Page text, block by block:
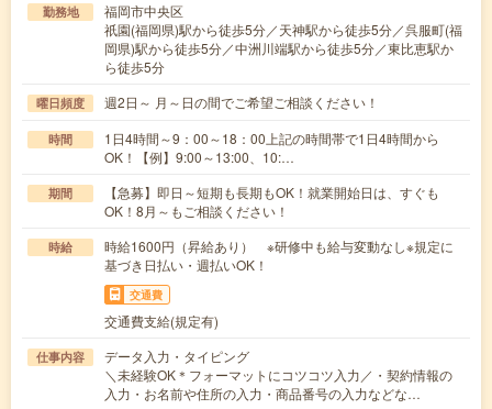
勤務地
福岡市中央区
祇園(福岡県)駅から徒歩5分／天神駅から徒歩5分／呉服町(福
岡県)駅から徒歩5分／中洲川端駅から徒歩5分／東比恵駅か
ら徒歩5分
曜日頻度 週2日～ 月～日の間でご希望ご相談ください！
時間
1日4時間～9：00～18：00上記の時間帯で1日4時間から
OK！【例】9:00～13:00、10:…
期間
【急募】即日～短期も長期もOK！就業開始日は、すぐも
OK！8月～もご相談ください！
時給
時給1600円（昇給あり） ※研修中も給与変動なし※規定に
基づき日払い・週払いOK！
交通費
交通費支給(規定有)
仕事内容
データ入力・タイピング
＼未経験OK＊フォーマットにコツコツ入力／・契約情報の
入力・お名前や住所の入力・商品番号の入力などな…